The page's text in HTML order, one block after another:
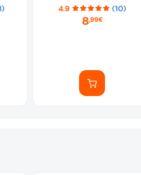
4.9 (10)
8,99€